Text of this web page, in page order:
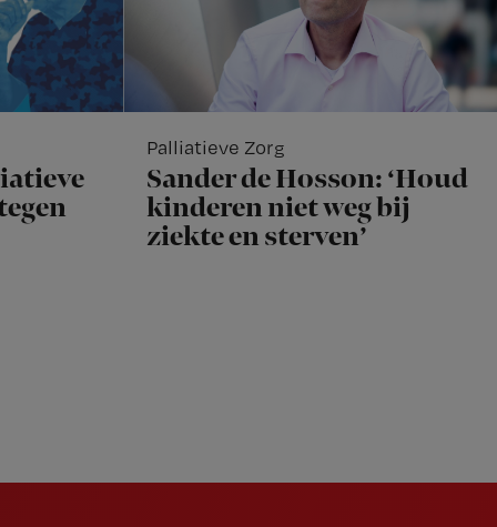
Palliatieve Zorg
Sander de Hosson: ‘Houd
kinderen niet weg bij
ziekte en sterven’